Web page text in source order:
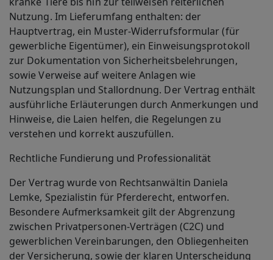
Nutzung. Im Lieferumfang enthalten: der
Hauptvertrag, ein Muster-Widerrufsformular (für
gewerbliche Eigentümer), ein Einweisungsprotokoll
zur Dokumentation von Sicherheitsbelehrungen,
sowie Verweise auf weitere Anlagen wie
Nutzungsplan und Stallordnung. Der Vertrag enthält
ausführliche Erläuterungen durch Anmerkungen und
Hinweise, die Laien helfen, die Regelungen zu
verstehen und korrekt auszufüllen.
Rechtliche Fundierung und Professionalität
Der Vertrag wurde von Rechtsanwältin Daniela
Lemke, Spezialistin für Pferderecht, entworfen.
Besondere Aufmerksamkeit gilt der Abgrenzung
zwischen Privatpersonen-Verträgen (C2C) und
gewerblichen Vereinbarungen, den Obliegenheiten
der Versicherung, sowie der klaren Unterscheidung